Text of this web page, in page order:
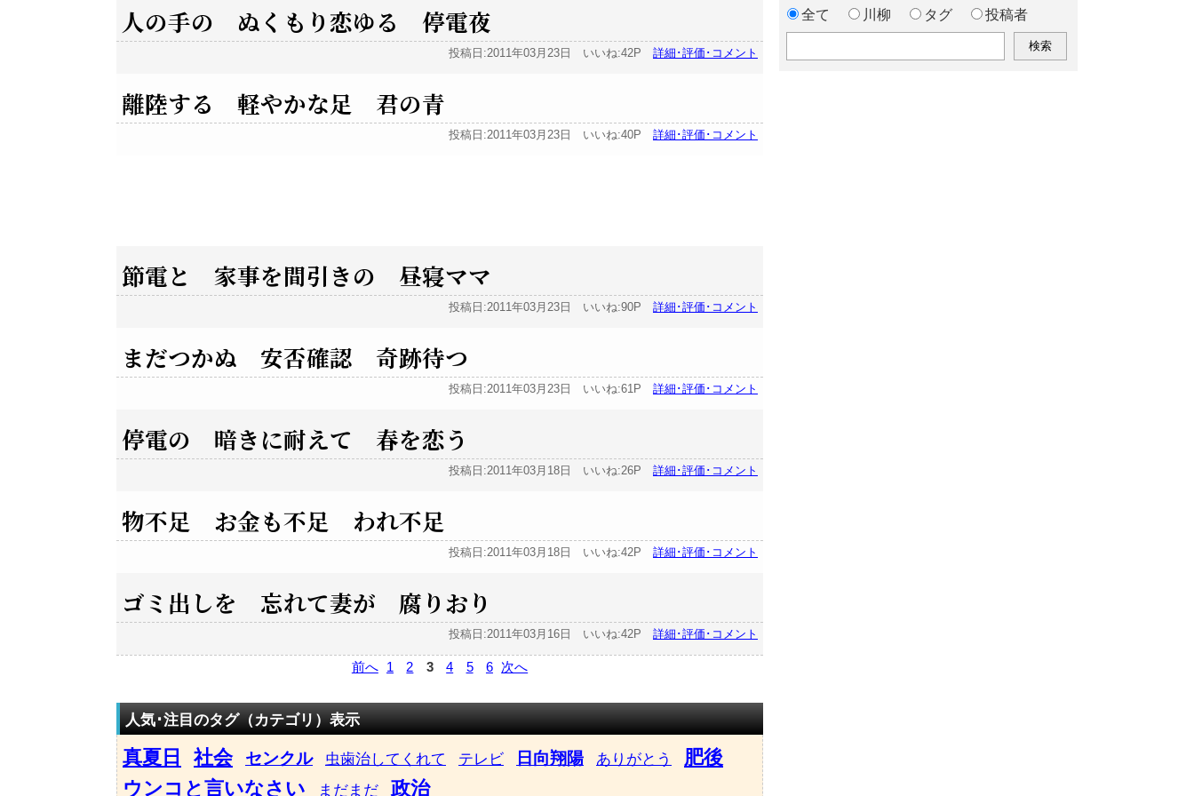
人の手の ぬくもり恋ゆる 停電夜
投稿日:2011年03月23日 いいね:42P 詳細･評価･コメント
離陸する 軽やかな足 君の青
投稿日:2011年03月23日 いいね:40P 詳細･評価･コメント
節電と 家事を間引きの 昼寝ママ
投稿日:2011年03月23日 いいね:90P 詳細･評価･コメント
まだつかぬ 安否確認 奇跡待つ
投稿日:2011年03月23日 いいね:61P 詳細･評価･コメント
停電の 暗きに耐えて 春を恋う
投稿日:2011年03月18日 いいね:26P 詳細･評価･コメント
物不足 お金も不足 われ不足
投稿日:2011年03月18日 いいね:42P 詳細･評価･コメント
ゴミ出しを 忘れて妻が 腐りおり
投稿日:2011年03月16日 いいね:42P 詳細･評価･コメント
前へ 1 2 3 4 5 6 次へ
人気･注目のタグ（カテゴリ）表示
真夏日 社会 センクル 虫歯治してくれて テレビ 日向翔陽 ありがとう
肥後
ウンコと言いなさい
まだまだ 政治
全て 川柳 タグ 投稿者